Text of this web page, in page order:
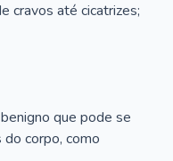
cravos até cicatrizes;
que pode se
corpo, como